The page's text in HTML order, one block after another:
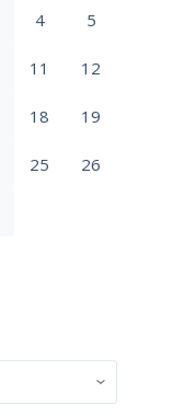
4 5
11 12
18 19
25 26